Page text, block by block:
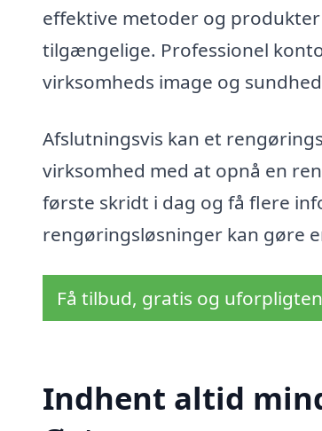
effektive metoder og
tilgængelige. Professionel
virksomheds image og
Afslutningsvis kan et
virksomhed med at opnå en
første skridt i dag og få flere
rengøringsløsninger kan gøre
Få tilbud, gratis og
Indhent altid